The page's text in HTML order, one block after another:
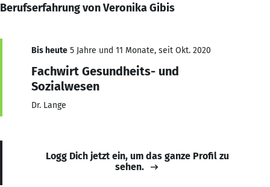
Berufserfahrung von Veronika Gibis
Bis heute 5 Jahre und 11 Monate, seit Okt. 2020
Fachwirt Gesundheits- und
Sozialwesen
Dr. Lange
Logg Dich jetzt ein, um das ganze Profil zu
sehen.